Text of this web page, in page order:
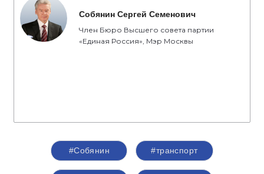
Собянин Сергей Семенович
Член Бюро Высшего совета партии
«Единая Россия», Мэр Москвы
#Собянин #транспорт